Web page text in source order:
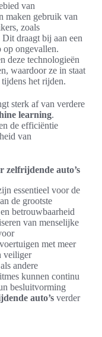
van
maken gebruik van
zoals
draagt bij aan een
op ongevallen.
deze technologieën
waardoor ze in staat
het rijden.
sterk af van verdere
learning.
de efficiëntie
van
zelfrijdende auto’s
essentieel voor de
de grootste
en betrouwbaarheid
van menselijke
met meer
veiliger
andere
kunnen continu
besluitvorming
auto’s verder